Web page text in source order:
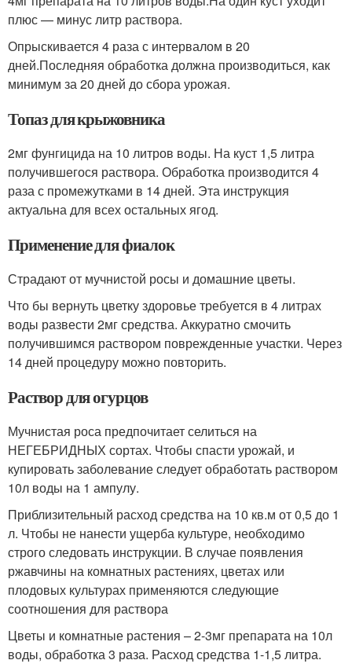
плюс — минус литр раствора.
Опрыскивается 4 раза с интервалом в 20
дней.Последняя обработка должна производиться, как
минимум за 20 дней до сбора урожая.
Топаз для крыжовника
2мг фунгицида на 10 литров воды. На куст 1,5 литра
получившегося раствора. Обработка производится 4
раза с промежутками в 14 дней. Эта инструкция
актуальна для всех остальных ягод.
Применение для фиалок
Страдают от мучнистой росы и домашние цветы.
Что бы вернуть цветку здоровье требуется в 4 литрах
воды развести 2мг средства. Аккуратно смочить
получившимся раствором поврежденные участки. Через
14 дней процедуру можно повторить.
Раствор для огурцов
Мучнистая роса предпочитает селиться на
НЕГЕБРИДНЫХ сортах. Чтобы спасти урожай, и
купировать заболевание следует обработать раствором
10л воды на 1 ампулу.
Приблизительный расход средства на 10 кв.м от 0,5 до 1
л. Чтобы не нанести ущерба культуре, необходимо
строго следовать инструкции. В случае появления
ржавчины на комнатных растениях, цветах или
плодовых культурах применяются следующие
соотношения для раствора
Цветы и комнатные растения – 2-3мг препарата на 10л
воды, обработка 3 раза. Расход средства 1-1,5 литра.